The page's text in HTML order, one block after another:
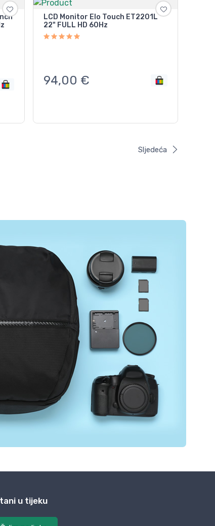
LCD Monitor Elo Touch ET2201L
22" FULL HD 60Hz
94,00 €
Sljedeća
u tijeku